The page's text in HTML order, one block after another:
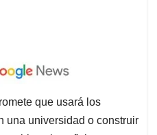
que usará los
una universidad o construir